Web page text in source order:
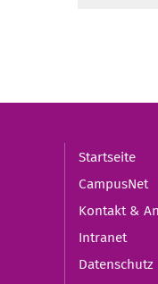
Startseite
CampusNet
Kontakt &
Intranet
Datenschutz